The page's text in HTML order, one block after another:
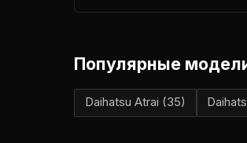
Популярные
Daihatsu Atrai (35)